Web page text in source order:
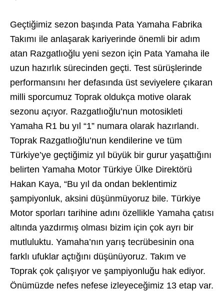
Geçtiğimiz sezon başında Pata Yamaha Fabrika
Takımı ile anlaşarak kariyerinde önemli bir adım
atan Razgatlıoğlu yeni sezon için Pata Yamaha ile
uzun hazırlık sürecinden geçti. Test sürüşlerinde
performansını her defasında üst seviyelere çıkaran
milli sporcumuz Toprak oldukça motive olarak
sezonu açıyor. Razgatlıoğlu’nun motosikleti
Yamaha R1 bu yıl “1” numara olarak hazırlandı.
Toprak Razgatlıoğlu’nun kendilerine ve tüm
Türkiye’ye geçtiğimiz yıl büyük bir gurur yaşattığını
belirten Yamaha Motor Türkiye Ülke Direktörü
Hakan Kaya, “Bu yıl da ondan beklentimiz
şampiyonluk, aksini düşünmüyoruz bile. Türkiye
Motor sporları tarihine adını özellikle Yamaha çatısı
altında yazdırmış olması bizim için çok ayrı bir
mutluluktu. Yamaha’nın yarış tecrübesinin ona
farklı ufuklar açtığını düşünüyoruz. Takım ve
Toprak çok çalışıyor ve şampiyonluğu hak ediyor.
Önümüzde nefes nefese izleyeceğimiz 13 etap var.